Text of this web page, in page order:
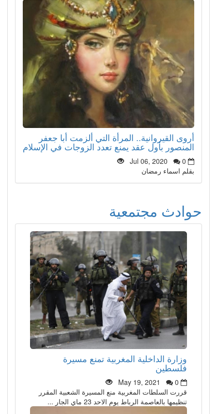
أروى القيروانية.. المرأة التي ألزمت أبا جعفر
المنصور بأول عقد يمنع تعدد الزوجات في الإسلام
Jul 06, 2020
0
بقلم اسماء رمضان
حوادث مجتمعية
وزارة الداخلية المغربية تمنع مسيرة
فلسطين
May 19, 2021
0
قررت السلطات المغربية منع المسيرة الشعبية المقرر
تنظيمها بالعاصمة الرباط يوم الاحد 23 ماي الجار ...